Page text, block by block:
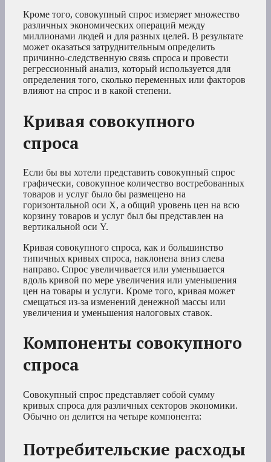
Кроме того, совокупный спрос измеряет множество
различных экономических операций между
миллионами людей и для разных целей. В результате
может оказаться затруднительным определить
причинно-следственную связь спроса и провести
регрессионный анализ, который используется для
определения того, сколько переменных или факторов
влияют на спрос и в какой степени.
Кривая совокупного
спроса
Если бы вы хотели представить совокупный спрос
графически, совокупное количество востребованных
товаров и услуг было бы размещено на
горизонтальной оси X, а общий уровень цен на всю
корзину товаров и услуг был бы представлен на
вертикальной оси Y.
Кривая совокупного спроса, как и большинство
типичных кривых спроса, наклонена вниз слева
направо. Спрос увеличивается или уменьшается
вдоль кривой по мере увеличения или уменьшения
цен на товары и услуги. Кроме того, кривая может
смещаться из-за изменений денежной массы или
увеличения и уменьшения налоговых ставок.
Компоненты совокупного
спроса
Совокупный спрос представляет собой сумму
кривых спроса для различных секторов экономики.
Обычно он делится на четыре компонента:
Потребительские расходы